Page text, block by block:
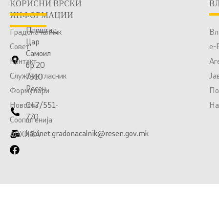
ИНФОРМАЦИИ
Плоштад
Цар
Самоил
бр.20
7310
Ресен
047/551-
770
kabinet.gradonacalnik@resen.gov.mk
КОРИСНИ ВРСКИ
Градоначалник
Совет
Контакт
Службен гласник
Формулари
Новости
Соопштенија
АРХИВА
е-